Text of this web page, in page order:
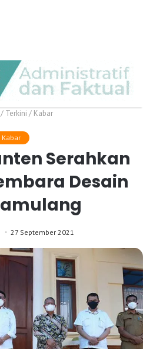
/ Terkini / Kabar
Kabar
Serahkan
Desain
27 September 2021